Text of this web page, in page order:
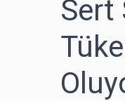
Sert